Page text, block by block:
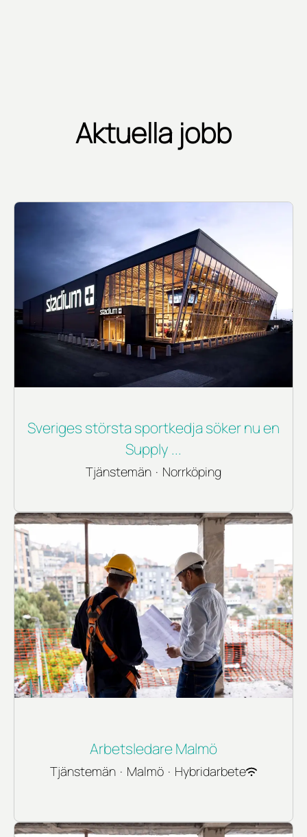
Aktuella jobb
Sveriges största sportkedja söker nu en
Supply ...
Tjänstemän · Norrköping
Arbetsledare Malmö
Tjänstemän · Malmö · Hybridarbete